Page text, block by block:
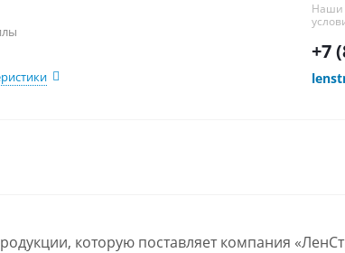
Наши
+7
которую поставляет компания